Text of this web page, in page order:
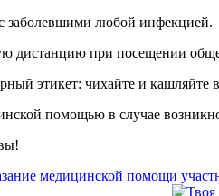
заболевшими любой инфекцией.
дистанцию при посещении
этикет: чихайте и кашляйте
помощью в случае